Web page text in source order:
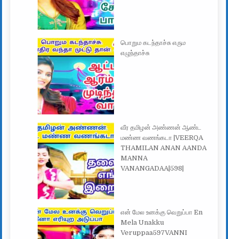
பொறும கடந்தாச்சு எரும
எழுந்தாச்சு
வீர தமிழன் அண்ணன் ஆண்ட
மண்ண வணங்கடா |VEERQA
THAMILAN ANAN AANDA
MANNA
VANANGADAA|598|
என் மேல உனக்கு வெறுப்பா En
Mela Unakku
Veruppaa597VANNI